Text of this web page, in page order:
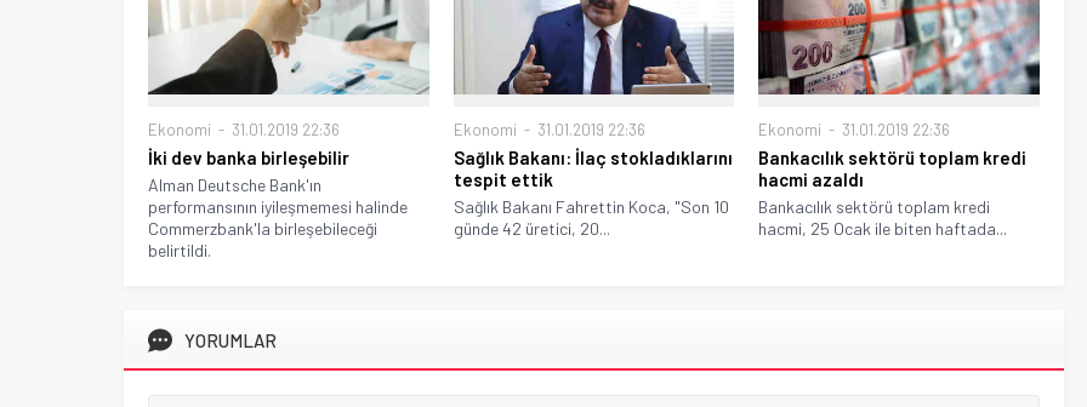
Ekonomi 31.01.2019 22:36
İki dev banka birleşebilir
Alman Deutsche Bank'ın
performansının iyileşmemesi halinde
Commerzbank'la birleşebileceği
belirtildi.
Ekonomi 31.01.2019 22:36
Sağlık Bakanı: İlaç stokladıklarını
tespit ettik
Sağlık Bakanı Fahrettin Koca, "Son 10
günde 42 üretici, 20...
Ekonomi 31.01.2019 22:36
Bankacılık sektörü toplam kredi
hacmi azaldı
Bankacılık sektörü toplam kredi
hacmi, 25 Ocak ile biten haftada...
YORUMLAR